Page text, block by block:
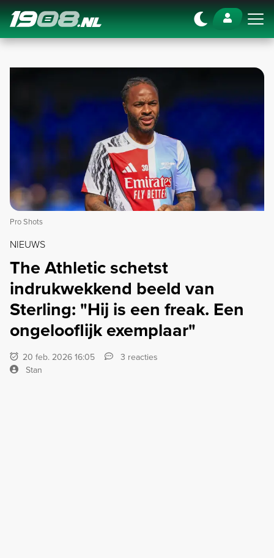
Navigation
Pro Shots
NIEUWS
The Athletic schetst
indrukwekkend beeld van
Sterling: "Hij is een freak. Een
ongelooflijk exemplaar"
20 feb. 2026 16:05
3 reacties
Stan